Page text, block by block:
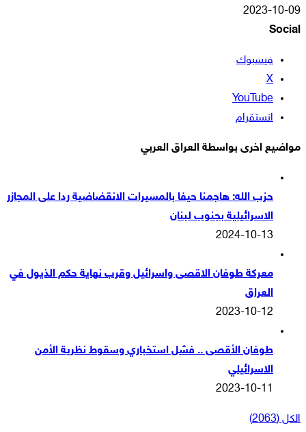
2023-10-09
Social
فيسبوك
‫X
‫YouTube
انستقرام
مواضيع اخرى بواسطة العراق العربي
حزب الله: هاجمنا حيفا بالمسيرات الانقضاضية ردا على المجازر
الاسرائيلية بجنوب لبنان
2024-10-13
معركة طوفان الاقصى واسرائيل وقرب نهاية حكم الذيول في
العراق
2023-10-12
طوفان الأقصى .. فشل استخباري وسقوط نظرية الأمن
الاسرائيلي
2023-10-11
الكل (2063)